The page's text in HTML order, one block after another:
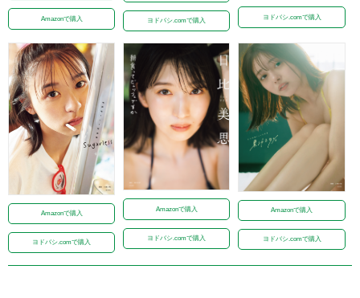
Amazonで購入 ヨドバシ.comで購入
ヨドバシ.comで購入
Amazonで購入
ヨドバシ.comで購入
Amazonで購入
ヨドバシ.comで購入
Amazonで購入
ヨドバシ.comで購入